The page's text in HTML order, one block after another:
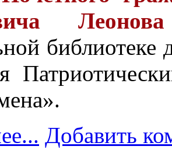
Леонова
библиотеке
Добавить